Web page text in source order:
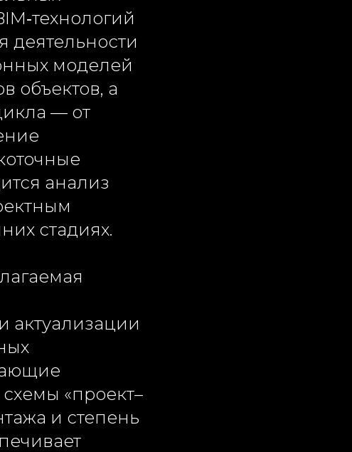
деятельности
моделей
объектов, а
— от
анализ
стадиях.
актуализации
«проект–
и степень